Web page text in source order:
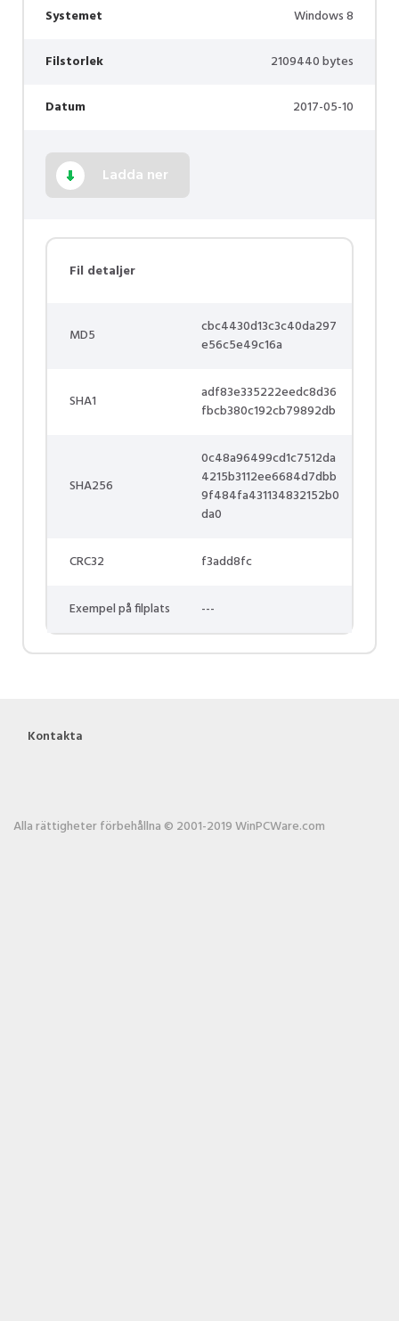
Systemet Windows 8
Filstorlek 2109440 bytes
Datum 2017-05-10
Ladda ner
Fil detaljer
MD5
cbc4430d13c3c40da297
e56c5e49c16a
SHA1
adf83e335222eedc8d36
fbcb380c192cb79892db
SHA256
0c48a96499cd1c7512da
4215b3112ee6684d7dbb
9f484fa431134832152b0
da0
CRC32 f3add8fc
Exempel på filplats ---
Kontakta
Alla rättigheter förbehållna © 2001-2019 WinPCWare.com